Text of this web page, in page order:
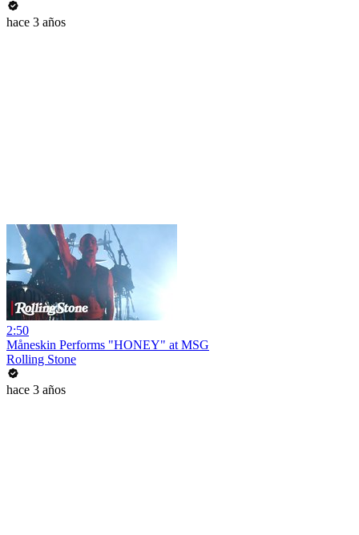
hace 3 años
2:50
Måneskin Performs "HONEY" at MSG
Rolling Stone
hace 3 años